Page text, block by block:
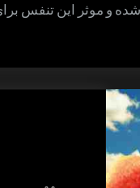
و موثر این تنفس